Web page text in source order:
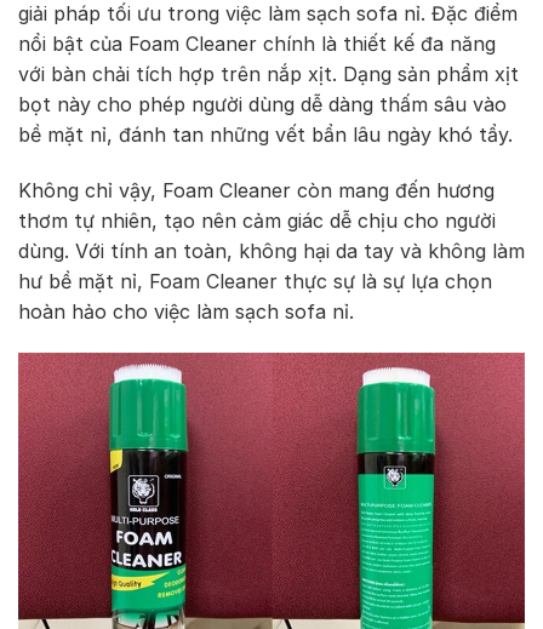
giải pháp tối ưu trong việc làm sạch sofa nỉ. Đặc điểm
nổi bật của Foam Cleaner chính là thiết kế đa năng
với bàn chải tích hợp trên nắp xịt. Dạng sản phẩm xịt
bọt này cho phép người dùng dễ dàng thấm sâu vào
bề mặt nỉ, đánh tan những vết bẩn lâu ngày khó tẩy.
Không chỉ vậy, Foam Cleaner còn mang đến hương
thơm tự nhiên, tạo nên cảm giác dễ chịu cho người
dùng. Với tính an toàn, không hại da tay và không làm
hư bề mặt nỉ, Foam Cleaner thực sự là sự lựa chọn
hoàn hảo cho việc làm sạch sofa nỉ.